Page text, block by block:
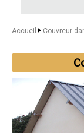
Accueil Couvreur